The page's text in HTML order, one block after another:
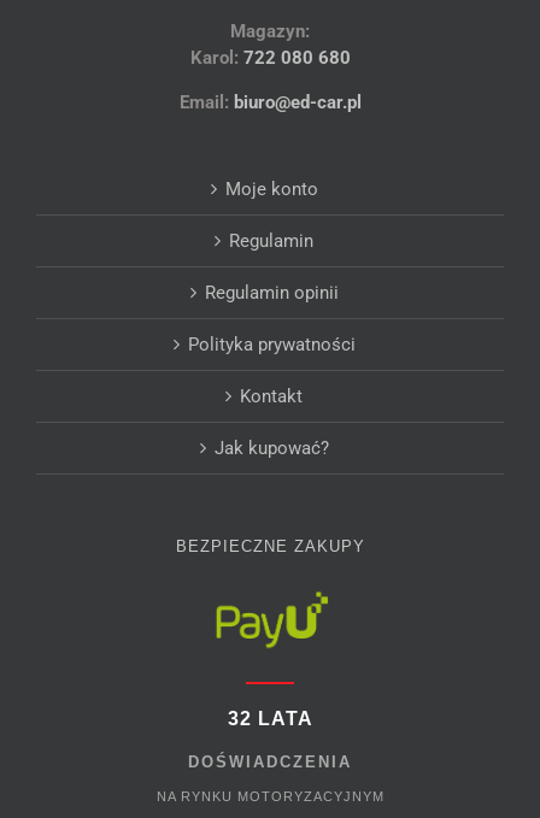
Magazyn:
Karol: 722 080 680
Email: biuro@ed-car.pl
Moje konto
Regulamin
Regulamin opinii
Polityka prywatności
Kontakt
Jak kupować?
BEZPIECZNE ZAKUPY
32 LATA
DOŚWIADCZENIA
NA RYNKU MOTORYZACYJNYM